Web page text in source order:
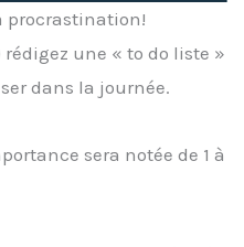
procrastination!
une « to do liste »
dans la journée.
sera notée de 1 à